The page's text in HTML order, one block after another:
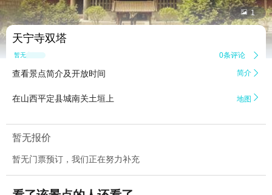
 1
天宁寺双塔
暂无点评 0条评论 
查看景点简介及开放时间 简介 
在山西平定县城南关土垣上 地图 
暂无报价
暂无门票预订，我们正在努力补充